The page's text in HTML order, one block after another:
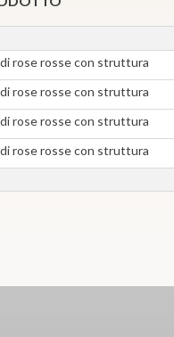
rose rosse con struttura
rose rosse con struttura
rose rosse con struttura
rose rosse con struttura